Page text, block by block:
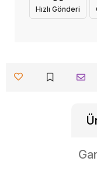
Hızlı Gönderi